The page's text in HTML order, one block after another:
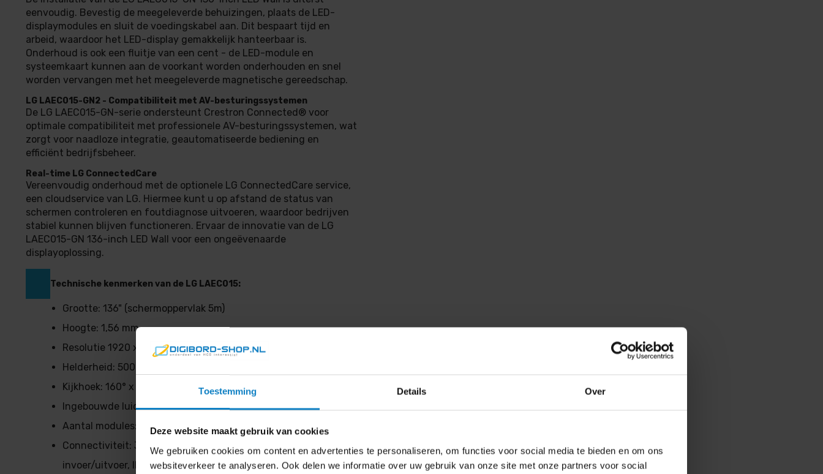
Toestemming Details Over
Deze website maakt gebruik van cookies
We gebruiken cookies om content en advertenties te personaliseren, om functies voor social media te bieden en om ons
websiteverkeer te analyseren. Ook delen we informatie over uw gebruik van onze site met onze partners voor social
eenvoudig. Bevestig de meegeleverde behuizingen, plaats de LED-
displaymodules en sluit de voedingskabel aan. Dit bespaart tijd en
arbeid, waardoor het LED-display gemakkelijk hanteerbaar is.
Onderhoud is ook een fluitje van een cent - de LED-module en
systeemkaart kunnen aan de voorkant worden onderhouden en snel
worden vervangen met het meegeleverde magnetische gereedschap.
LG LAEC015-GN2 - Compatibiliteit met AV-besturingssystemen
De LG LAEC015-GN-serie ondersteunt Crestron Connected® voor
optimale compatibiliteit met professionele AV-besturingssystemen, wat
zorgt voor naadloze integratie, geautomatiseerde bediening en
efficiënt bedrijfsbeheer.
Real-time LG ConnectedCare
Vereenvoudig onderhoud met de optionele LG ConnectedCare service,
een cloudservice van LG. Hiermee kunt u op afstand de status van
schermen controleren en foutdiagnose uitvoeren, waardoor bedrijven
stabiel kunnen blijven functioneren. Ervaar de innovatie van de LG
LAEC015-GN 136-inch LED Wall voor een ongeëvenaarde
displayoplossing.
Technische kenmerken van de LG LAEC015:
Grootte: 136" (schermoppervlak 5m)
Hoogte: 1,56 mm
Resolutie 1920 x 1080
Helderheid: 500 cd/m²
Kijkhoek: 160° x 160°
Ingebouwde luidsprekers
Aantal modules: 72 (afmetingen: 250 × 281,25)
Connectiviteit: 3 x HDMI, DisplayPort, USB, LAN, RS-232
invoer/uitvoer, IR-ontvanger, SPDIF-invoer